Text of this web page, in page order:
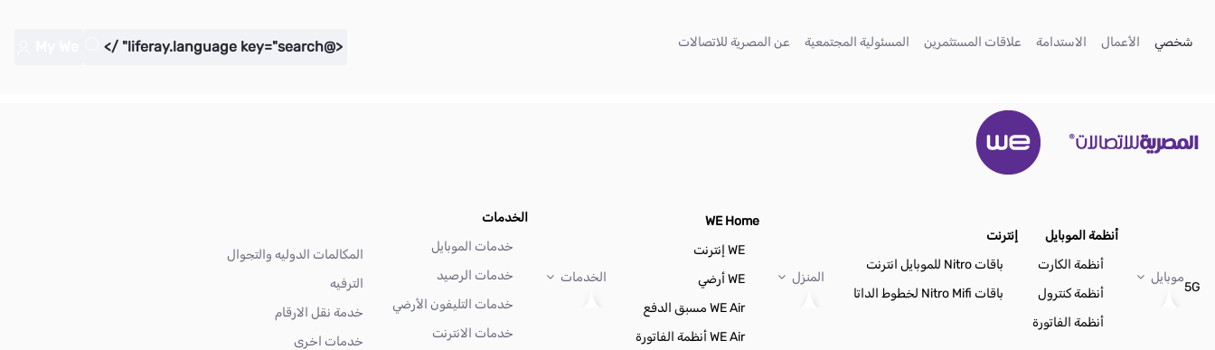
شخصي
الأعمال الاستدامة
(current) علاقات المستثمرين
(current) المسئولية المجتمعية
(current) عن المصرية للاتصالات <@liferay.language key="search" />
5G
موبايل
أنظمة الموبايل
أنظمة الكارت
أنظمة كنترول
أنظمة الفاتورة
إنترنت
باقات Nitro للموبايل انترنت
باقات Nitro Mifi لخطوط الداتا
المنزل
WE Home
WE إنترنت
WE أرضي
WE Air مسبق الدفع
WE Air أنظمة الفاتورة
الخدمات
الخدمات
خدمات الموبايل
خدمات الرصيد
خدمات التليفون الأرضي
خدمات الانترنت
المكالمات الدوليه والتجوال
الترفيه
خدمة نقل الارقام
خدمات اخرى